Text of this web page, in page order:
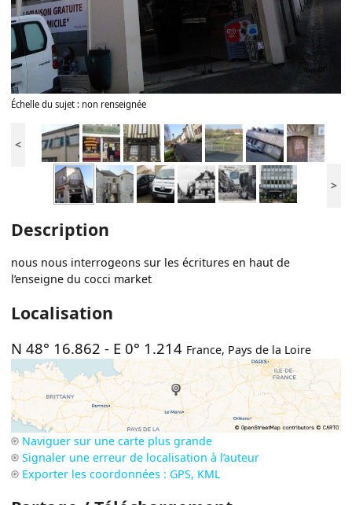
Échelle du sujet : non renseignée
<
>
Description
nous nous interrogeons sur les écritures en haut de
l’enseigne du cocci market
Localisation
N 48° 16.862 - E 0° 1.214 France, Pays de la Loire
Naviguer sur une carte plus grande
Signaler une erreur de localisation à l’auteur
Exporter les coordonnées : GPS, KML